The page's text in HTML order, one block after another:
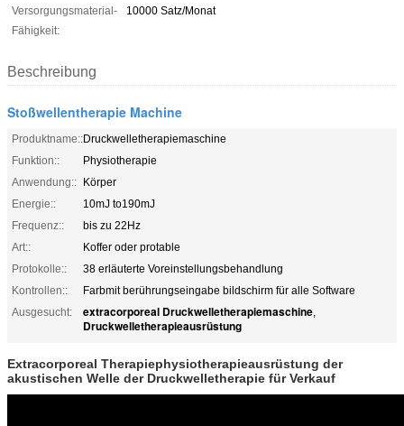
Versorgungsmaterial-
Fähigkeit:
10000 Satz/Monat
Beschreibung
Stoßwellentherapie Machine
Produktname::Druckwelletherapiemaschine
Funktion::
Physiotherapie
Anwendung:: Körper
Energie::
10mJ to190mJ
Frequenz::
bis zu 22Hz
Art::
Koffer oder protable
Protokolle::
38 erläuterte Voreinstellungsbehandlung
Kontrollen::
Farbmit berührungseingabe bildschirm für alle Software
Ausgesucht:
extracorporeal Druckwelletherapiemaschine,
Druckwelletherapieausrüstung
Extracorporeal Therapiephysiotherapieausrüstung der
akustischen Welle der Druckwelletherapie für Verkauf